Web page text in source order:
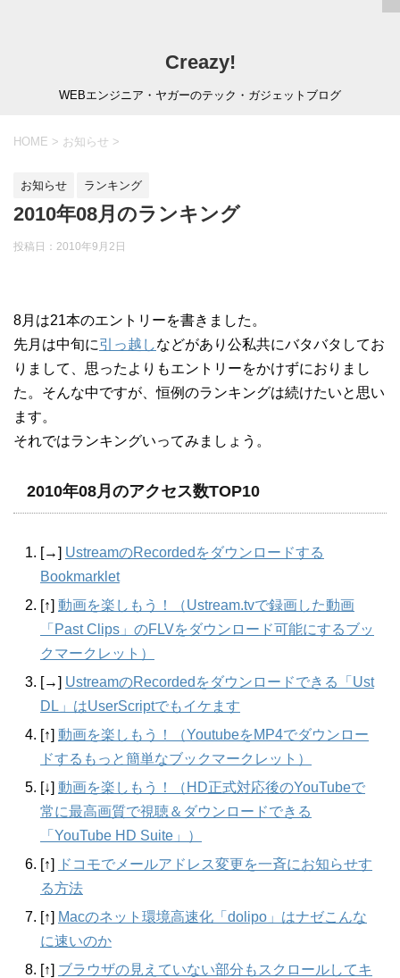
Creazy!
WEBエンジニア・ヤガーのテック・ガジェットブログ
HOME > お知らせ >
お知らせ ランキング
2010年08月のランキング
投稿日： 2010年9月2日
8月は21本のエントリーを書きました。
先月は中旬に引っ越しなどがあり公私共にバタバタしてお
りまして、思ったよりもエントリーをかけずにおりまし
た。そんな中ですが、恒例のランキングは続けたいと思い
ます。
それではランキングいってみましょう。
2010年08月のアクセス数TOP10
[→] UstreamのRecordedをダウンロードする
Bookmarklet
[↑] 動画を楽しもう！（Ustream.tvで録画した動画
「Past Clips」のFLVをダウンロード可能にするブッ
クマークレット）
[→] UstreamのRecordedをダウンロードできる「Ust
DL」はUserScriptでもイケます
[↑] 動画を楽しもう！（YoutubeをMP4でダウンロー
ドするもっと簡単なブックマークレット）
[↓] 動画を楽しもう！（HD正式対応後のYouTubeで
常に最高画質で視聴＆ダウンロードできる
「YouTube HD Suite」）
[↑]
ドコモでメールアドレス変更を一斉にお知らせす
る方法
[↑] Macのネット環境高速化「dolipo」はナゼこんな
に速いのか
[↑] ブラウザの見えていない部分もスクロールしてキ